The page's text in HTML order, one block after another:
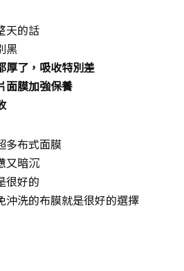
天的話
黑
厚了，吸收特別差
面膜加強保養
多布式面膜
又暗沉
很好的
沖洗的布膜就是很好的選擇